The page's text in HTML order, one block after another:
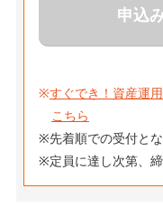
申込
※すぐでき！資産運
こちら
※先着順での受付とな
※定員に達し次第、締